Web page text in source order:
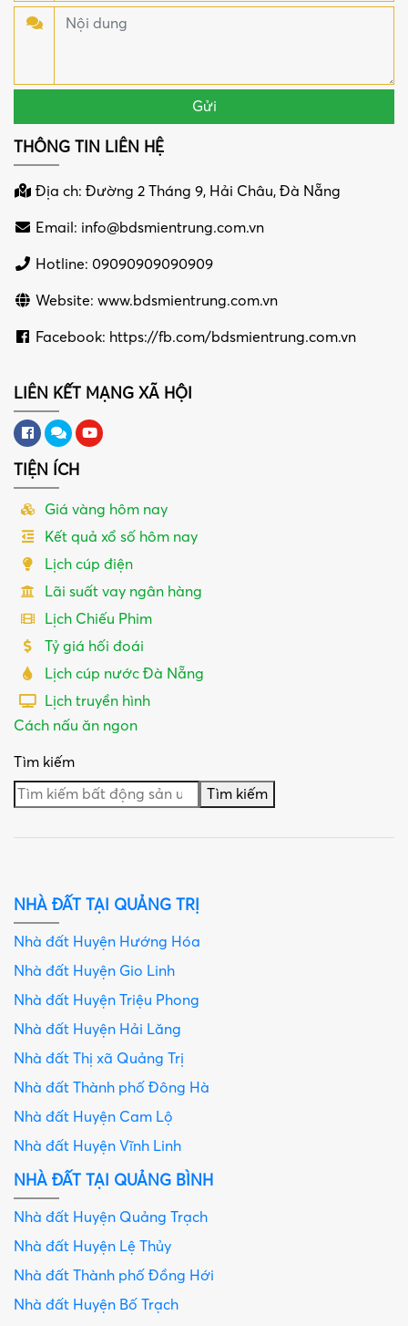
THÔNG TIN LIÊN HỆ
Địa ch: Đường 2 Tháng 9, Hải Châu, Đà Nẵng
Email: info@bdsmientrung.com.vn
Hotline: 09090909090909
Website: www.bdsmientrung.com.vn
Facebook: https://fb.com/bdsmientrung.com.vn
LIÊN KẾT MẠNG XÃ HỘI
TIỆN ÍCH
Giá vàng hôm nay
Kết quả xổ số hôm nay
Lịch cúp điện
Lãi suất vay ngân hàng
Lịch Chiếu Phim
Tỷ giá hối đoái
Lịch cúp nước Đà Nẵng
Lịch truyền hình
Cách nấu ăn ngon
Tìm kiếm
Tìm kiếm
NHÀ ĐẤT TẠI QUẢNG TRỊ
Nhà đất Huyện Hướng Hóa
Nhà đất Huyện Gio Linh
Nhà đất Huyện Triệu Phong
Nhà đất Huyện Hải Lăng
Nhà đất Thị xã Quảng Trị
Nhà đất Thành phố Đông Hà
Nhà đất Huyện Cam Lộ
Nhà đất Huyện Vĩnh Linh
NHÀ ĐẤT TẠI QUẢNG BÌNH
Nhà đất Huyện Quảng Trạch
Nhà đất Huyện Lệ Thủy
Nhà đất Thành phố Đồng Hới
Nhà đất Huyện Bố Trạch